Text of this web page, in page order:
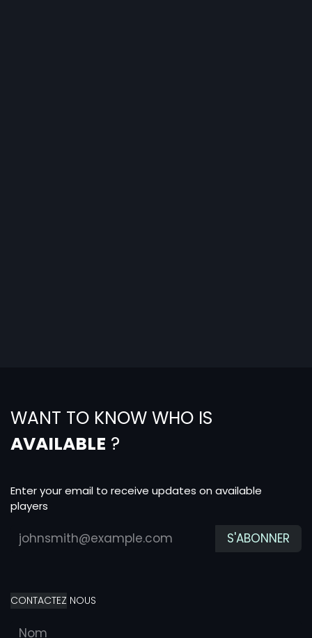
WANT TO KNOW WHO IS
AVAILABLE ?
Enter your email to receive updates on available
players
S'ABONNER
CONTACTEZ NOUS